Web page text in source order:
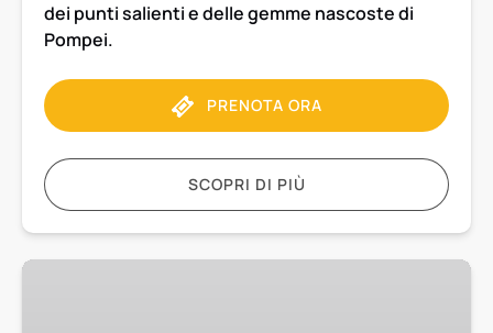
dei punti salienti e delle gemme nascoste di
Pompei.
PRENOTA ORA
SCOPRI DI PIÙ
Trasferimento